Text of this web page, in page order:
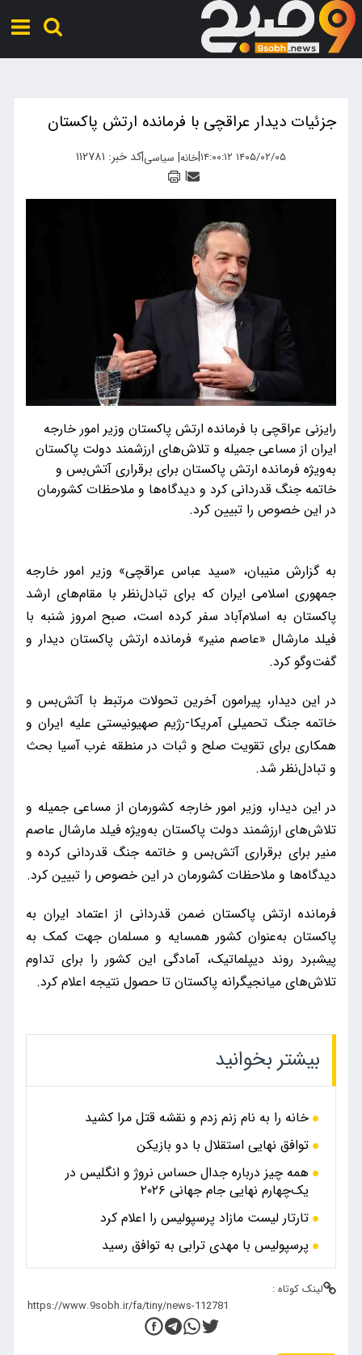
جزئیات دیدار عراقچی با فرمانده ارتش پاکستان
۱۴۰۵/۰۲/۰۵ ۱۴:۰۰:۱۲ |خانه| سیاسی|کد خبر: ۱۱۲۷۸۱
|
رایزنی عراقچی با فرمانده ارتش پاکستان وزیر امور خارجه
ایران از مساعی جمیله و تلاش‌های ارزشمند دولت پاکستان
به‌ویژه فرمانده ارتش پاکستان برای برقراری آتش‌بس و
خاتمه جنگ قدردانی کرد و دیدگاه‌ها و ملاحظات کشورمان
در این خصوص را تبیین کرد.
به گزارش منیبان، «سید عباس عراقچی» وزیر امور خارجه
جمهوری اسلامی ایران که برای تبادل‌نظر با مقام‌های ارشد
پاکستان به اسلام‌آباد سفر کرده است، صبح امروز شنبه با
فیلد مارشال «عاصم منیر» فرمانده ارتش پاکستان دیدار و
گفت‌وگو کرد.
در این دیدار، پیرامون آخرین تحولات مرتبط با آتش‌بس و
خاتمه جنگ تحمیلی آمریکا-رژیم صهیونیستی علیه ایران و
همکاری برای تقویت صلح و ثبات در منطقه‌ غرب آسیا بحث
و تبادل‌نظر شد.
در این دیدار، وزیر امور خارجه کشورمان از مساعی جمیله و
تلاش‌های ارزشمند دولت پاکستان به‌ویژه فیلد مارشال عاصم
منیر برای برقراری آتش‌بس و خاتمه جنگ قدردانی کرده و
دیدگاه‌ها و ملاحظات کشورمان در این خصوص را تبیین کرد.
فرمانده ارتش پاکستان ضمن قدردانی از اعتماد ایران به
پاکستان به‌عنوان کشور همسایه و مسلمان جهت کمک به
پیشبرد روند دیپلماتیک، آمادگی این کشور را برای تداوم
تلاش‌های میانجیگرانه پاکستان تا حصول نتیجه اعلام کرد.
بیشتر بخوانید
خانه را به نام زنم زدم و نقشه قتل مرا کشید
توافق نهایی استقلال با دو بازیکن
همه چیز درباره جدال حساس نروژ و انگلیس در
یک‌چهارم نهایی جام جهانی ۲۰۲۶
تارتار لیست مازاد پرسپولیس را اعلام کرد
پرسپولیس با مهدی ترابی به توافق رسید
لینک کوتاه :